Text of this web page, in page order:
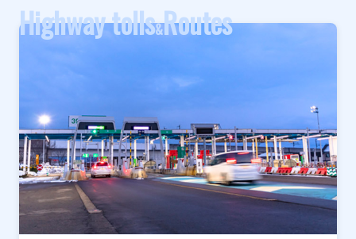
Highway tolls&Routes